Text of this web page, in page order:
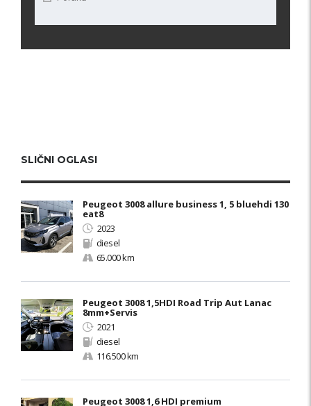
SLIČNI OGLASI
Peugeot 3008 allure business 1, 5 bluehdi 130
eat8
2023
diesel
65.000 km
Peugeot 3008 1,5HDI Road Trip Aut Lanac
8mm+Servis
2021
diesel
116.500 km
Peugeot 3008 1,6 HDI premium